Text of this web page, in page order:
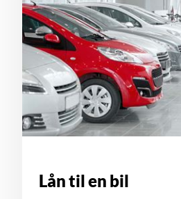
Lån til en bil